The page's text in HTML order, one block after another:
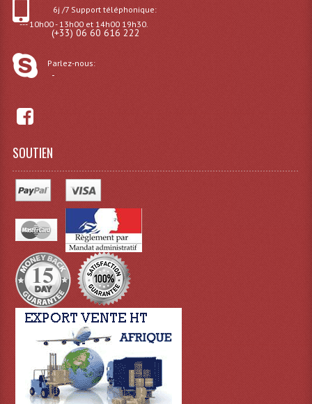
Machines À Mousse, Neige, Liquides
Liquide À Brouillard
Les Occasions
Notre Stock B
Karaoké Materiel Lecteur Etc...
Matériel Karaoké
Disque DVD
TARIF ET CATALOGUE DE LOCATION
6j /7 Support téléphonique:
--- 10h00 - 13h00 et 14h00 19h30.
(+33) 06 60 616 222
Parlez-nous:
-
SOUTIEN